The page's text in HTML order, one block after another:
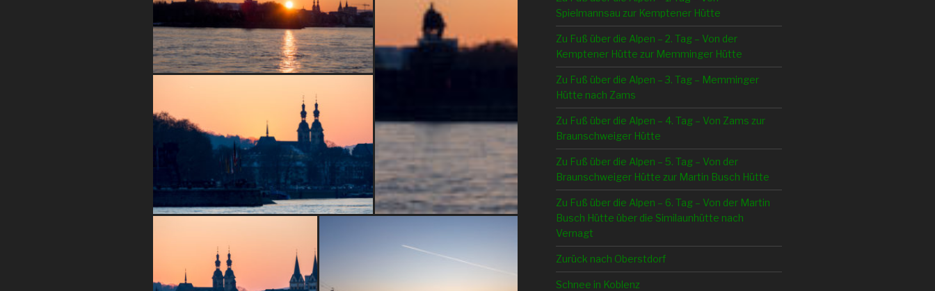
Spielmannsau zur Kemptener Hütte
Zu Fuß über die Alpen – 2. Tag – Von der
Kemptener Hütte zur Memminger Hütte
Zu Fuß über die Alpen – 3. Tag – Memminger
Hütte nach Zams
Zu Fuß über die Alpen – 4. Tag – Von Zams zur
Braunschweiger Hütte
Zu Fuß über die Alpen – 5. Tag – Von der
Braunschweiger Hütte zur Martin Busch Hütte
Zu Fuß über die Alpen – 6. Tag – Von der Martin
Busch Hütte über die Similaunhütte nach
Vernagt
Zurück nach Oberstdorf
Schnee in Koblenz